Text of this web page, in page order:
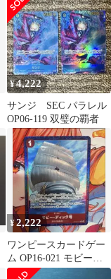
¥4,222
サンジ SEC パラレル
OP06-119 双璧の覇者
¥2,222
ワンピースカードゲー
ム OP16-021 モビー・
ディック号 パラレル